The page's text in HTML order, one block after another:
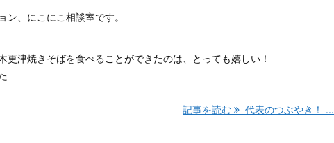
ン、にこにこ相談室です。
更津焼きそばを食べることができたのは、とっても嬉しい！
記事を読む 代表のつぶやき！ ...